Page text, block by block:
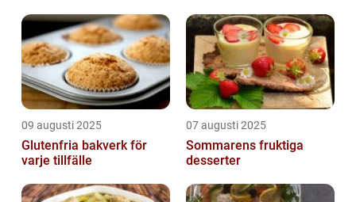
09 augusti 2025
Glutenfria bakverk för
varje tillfälle
07 augusti 2025
Sommarens fruktiga
desserter